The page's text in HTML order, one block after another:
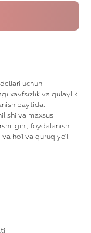
uchun
xavfsizlik va qulaylik
paytida.
va maxsus
foydalanish
ho'l va quruq yo'l